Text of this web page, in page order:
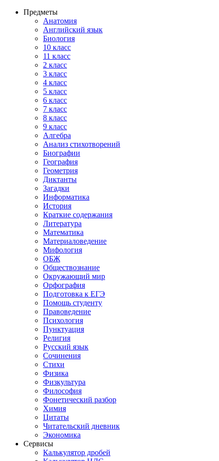
Предметы
Анатомия
Английский язык
Биология
10 класс
11 класс
2 класс
3 класс
4 класс
5 класс
6 класс
7 класс
8 класс
9 класс
Алгебра
Анализ стихотворений
Биографии
География
Геометрия
Диктанты
Загадки
Информатика
История
Краткие содержания
Литература
Математика
Материаловедение
Мифология
ОБЖ
Обществознание
Окружающий мир
Орфография
Подготовка к ЕГЭ
Помощь студенту
Правоведение
Психология
Пунктуация
Религия
Русский язык
Сочинения
Стихи
Физика
Физкультура
Философия
Фонетический разбор
Химия
Цитаты
Читательский дневник
Экономика
Сервисы
Калькулятор дробей